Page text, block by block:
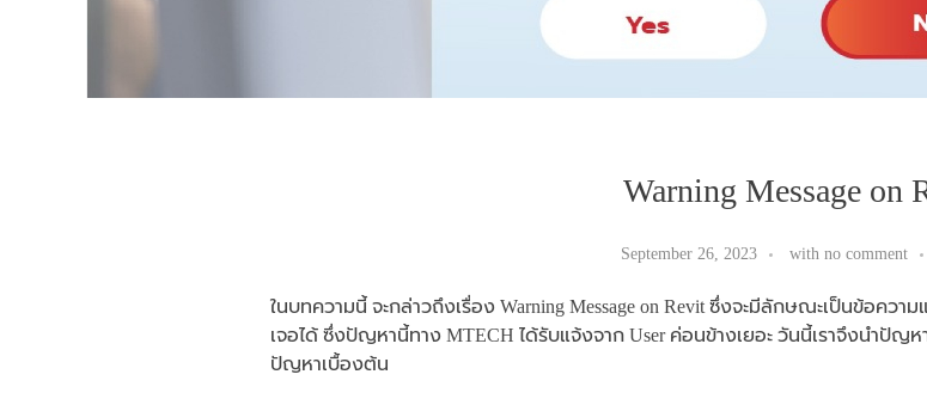
Warning Message on
September 26, 2023 with no comment
ในบทความนี้ จะกล่าวถึงเรื่อง Warning Message on Revit ซึ่งจะมีลักษณะเป็นข้อคว
เจอได้ ซึ่งปัญหานี้ทาง MTECH ได้รับแจ้งจาก User ค่อนข้างเยอะ วันนี้เราจึงนำปัญ
ปัญหาเบื้องต้น